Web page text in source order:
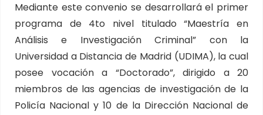
Mediante este convenio se desarrollará el primer
programa de 4to nivel titulado “Maestría en
Análisis e Investigación Criminal” con la
Universidad a Distancia de Madrid (UDIMA), la cual
posee vocación a “Doctorado”, dirigido a 20
miembros de las agencias de investigación de la
Policía Nacional y 10 de la Dirección Nacional de